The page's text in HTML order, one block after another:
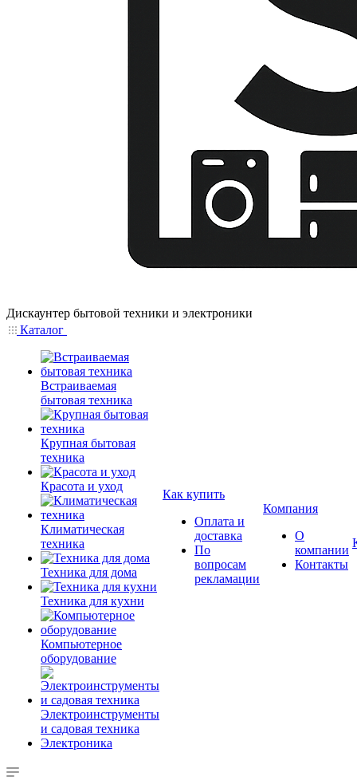
Дискаунтер бытовой техники и электроники
Каталог
Встраиваемая
бытовая техника
Крупная бытовая
техника
Красота и уход
Климатическая
техника
Техника для дома
Техника для кухни
Компьютерное
оборудование
Электроинструменты
и садовая техника
Электроника
Как купить
Оплата и
доставка
По
вопросам
рекламации
Компания
О
компании
Контакты